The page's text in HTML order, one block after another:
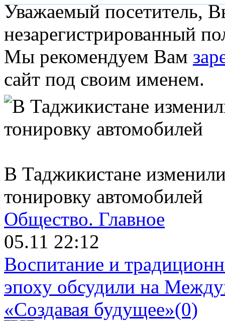
Уважаемый посетитель,
незарегистрированный
Мы рекомендуем Вам
сайт под своим именем.
В Таджикистане
тонировку автомобилей
Общество. Главное
05.11 22:12
Воспитание и
эпоху обсудили на
«Создавая будущее»(0)